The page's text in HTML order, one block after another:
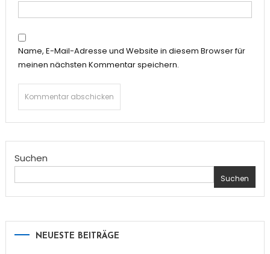
Name, E-Mail-Adresse und Website in diesem Browser für
meinen nächsten Kommentar speichern.
Suchen
Suchen
NEUESTE BEITRÄGE